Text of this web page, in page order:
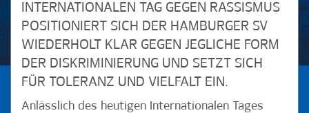
INTERNATIONALEN TAG GEGEN RASSISMUS
POSITIONIERT SICH DER HAMBURGER SV
WIEDERHOLT KLAR GEGEN JEGLICHE FORM
DER DISKRIMINIERUNG UND SETZT SICH
FÜR TOLERANZ UND VIELFALT EIN.
Anlässlich des heutigen Internationalen Tages